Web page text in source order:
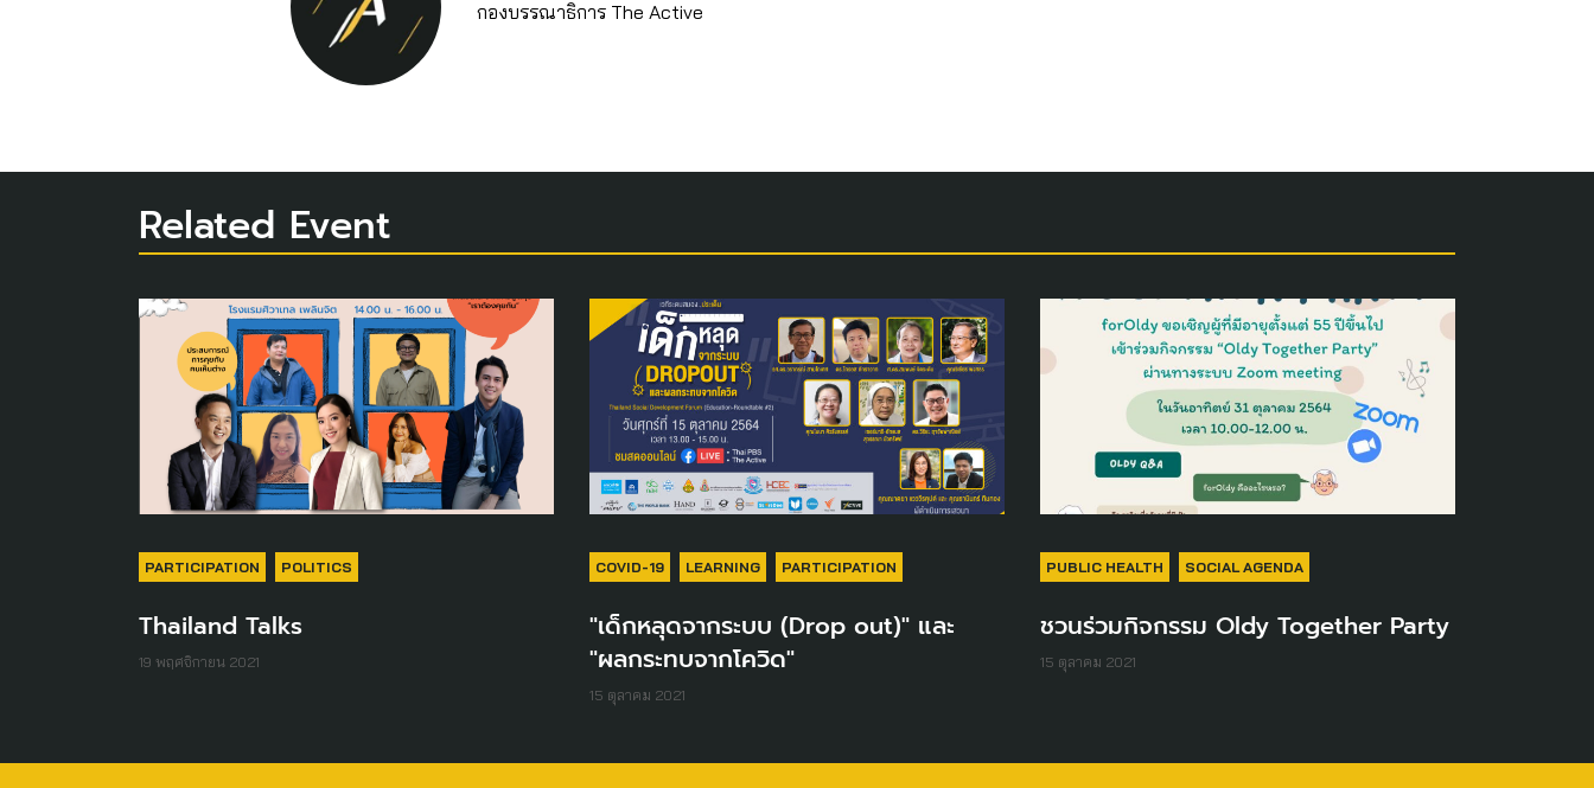
กองบรรณาธิการ The Active
Related Event
PARTICIPATION POLITICS
Thailand Talks
19 พฤศจิกายน 2021
COVID-19 LEARNING PARTICIPATION
"เด็กหลุดจากระบบ (Drop out)" และ
"ผลกระทบจากโควิด"
15 ตุลาคม 2021
PUBLIC HEALTH SOCIAL AGENDA
ชวนร่วมกิจกรรม Oldy Together Party
15 ตุลาคม 2021